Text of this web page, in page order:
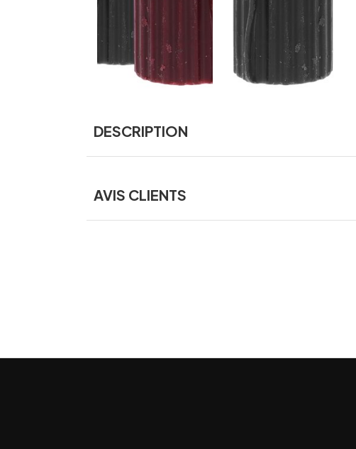
DESCRIPTION
AVIS CLIENTS